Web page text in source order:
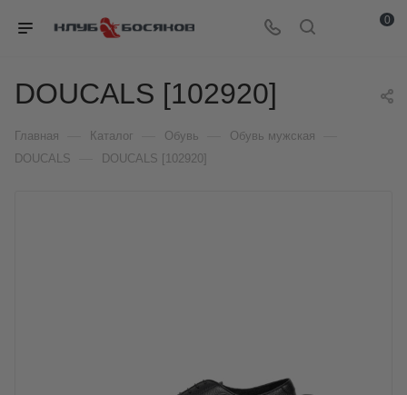
0
DOUCALS [102920]
Главная Каталог Обувь Обувь мужская
DOUCALS DOUCALS [102920]